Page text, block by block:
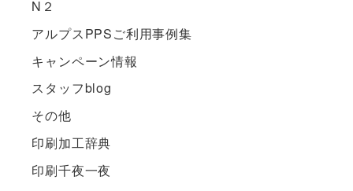
N２
アルプスPPSご利用事例集
キャンペーン情報
スタッフblog
その他
印刷加工辞典
印刷千夜一夜